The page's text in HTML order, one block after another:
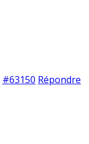
#63150 Répondre